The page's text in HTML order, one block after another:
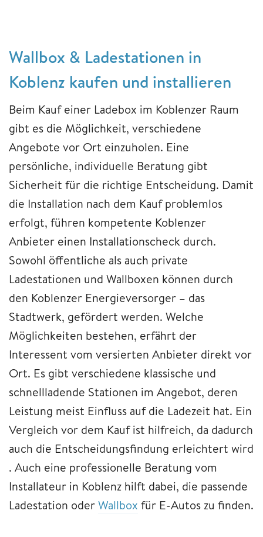
Wallbox & Ladestationen in
Koblenz kaufen und installieren
Beim Kauf einer Ladebox im Koblenzer Raum
gibt es die Möglichkeit, verschiedene
Angebote vor Ort einzuholen. Eine
persönliche, individuelle Beratung gibt
Sicherheit für die richtige Entscheidung. Damit
die Installation nach dem Kauf problemlos
erfolgt, führen kompetente Koblenzer
Anbieter einen Installationscheck durch.
Sowohl öffentliche als auch private
Ladestationen und Wallboxen können durch
den Koblenzer Energieversorger – das
Stadtwerk, gefördert werden. Welche
Möglichkeiten bestehen, erfährt der
Interessent vom versierten Anbieter direkt vor
Ort. Es gibt verschiedene klassische und
schnellladende Stationen im Angebot, deren
Leistung meist Einfluss auf die Ladezeit hat. Ein
Vergleich vor dem Kauf ist hilfreich, da dadurch
auch die Entscheidungsfindung erleichtert wird
. Auch eine professionelle Beratung vom
Installateur in Koblenz hilft dabei, die passende
Ladestation oderWallbox für E-Autos zu finden.